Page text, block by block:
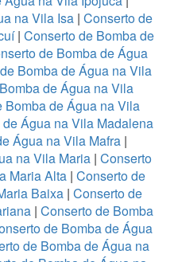
na Vila Isa | Conserto de
| Conserto de Bomba de
de Bomba de Água
Bomba de Água na Vila
de Água na Vila
Bomba de Água na Vila
Água na Vila Madalena
Água na Vila Mafra |
na Vila Maria| Conserto
Maria Alta | Conserto de
Baixa| Conserto de
| Conserto de Bomba
de Bomba de Água
de Bomba de Água na